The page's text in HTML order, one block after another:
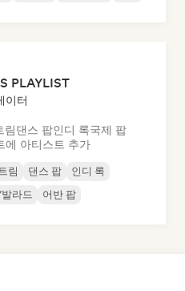
PLAYLIST
이터
림댄스 팝인디 록국제 팝
에 아티스트 추가
림 댄스 팝
인디 록
라드 어반 팝